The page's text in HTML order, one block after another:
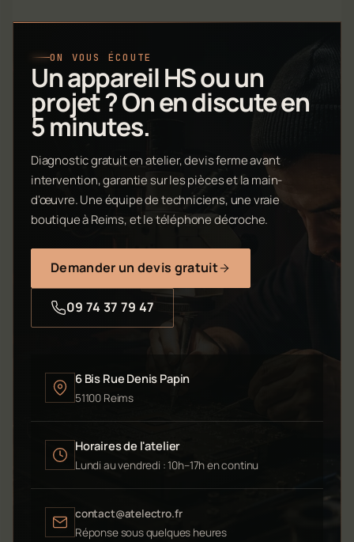
ON VOUS ÉCOUTE
Un appareil HS ou un
projet ? On en discute en
5 minutes.
Diagnostic gratuit en atelier, devis ferme avant
intervention, garantie sur les pièces et la main-
d'œuvre. Une équipe de techniciens, une vraie
boutique à Reims, et le téléphone décroche.
Demander un devis gratuit
09 74 37 79 47
6 Bis Rue Denis Papin
51100 Reims
Horaires de l'atelier
Lundi au vendredi : 10h–17h en continu
contact@atelectro.fr
Réponse sous quelques heures